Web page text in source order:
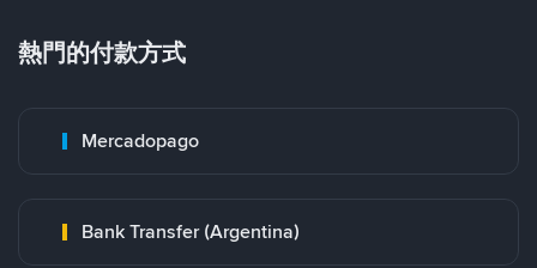
熱門的付款方式
Mercadopago
Bank Transfer (Argentina)